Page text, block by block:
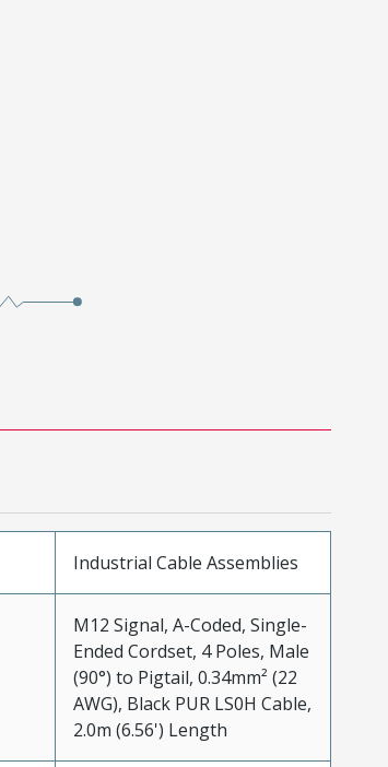
Industrial Cable Assemblies
M12 Signal, A-Coded, Single-
Ended Cordset, 4 Poles, Male
(90°) to Pigtail, 0.34mm² (22
AWG), Black PUR LS0H Cable,
2.0m (6.56') Length